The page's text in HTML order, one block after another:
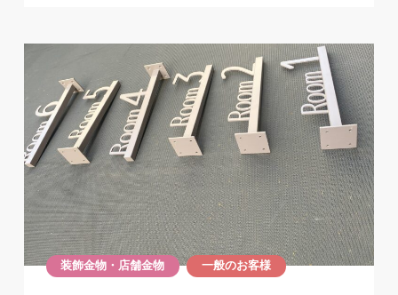
装飾金物・店舗金物 一般のお客様